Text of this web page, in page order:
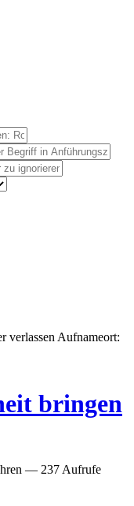
bringen
— 237 Aufrufe